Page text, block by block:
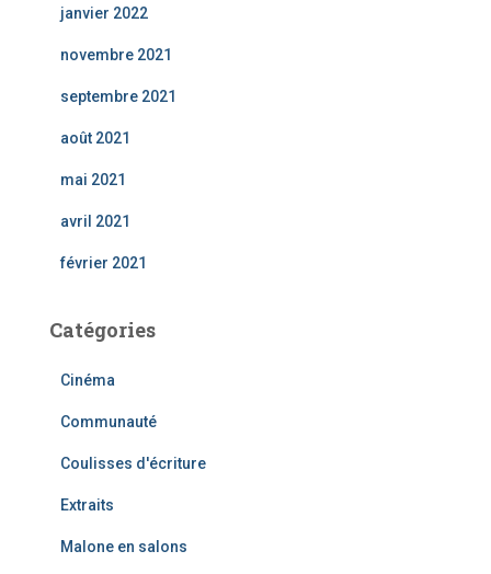
janvier 2022
novembre 2021
septembre 2021
août 2021
mai 2021
avril 2021
février 2021
Catégories
Cinéma
Communauté
Coulisses d'écriture
Extraits
Malone en salons